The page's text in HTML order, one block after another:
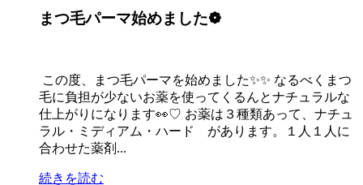
まつ毛パーマ始めました❁
この度、まつ毛パーマを始めました✨✨ なるべくまつ
毛に負担が少ないお薬を使ってくるんとナチュラルな
仕上がりになります👀♡ お薬は３種類あって、ナチュ
ラル・ミディアム・ハード があります。１人１人に
合わせた薬剤...
続きを読む